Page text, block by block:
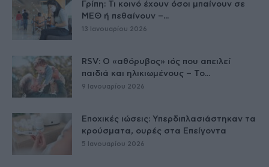
Γρίπη: Τι κοινό έχουν όσοι μπαίνουν σε
ΜΕΘ ή πεθαίνουν –...
13 Ιανουαρίου 2026
RSV: Ο «αθόρυβος» ιός που απειλεί
παιδιά και ηλικιωμένους – Το...
9 Ιανουαρίου 2026
Εποχικές ιώσεις: Υπερδιπλασιάστηκαν τα
κρούσματα, ουρές στα Επείγοντα
5 Ιανουαρίου 2026